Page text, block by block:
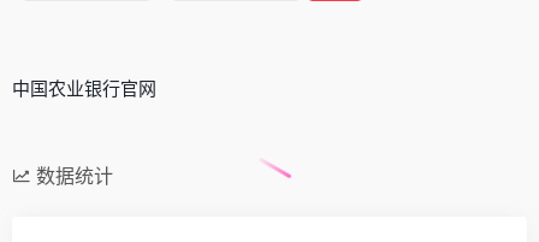
中国农业银行官网
数据统计